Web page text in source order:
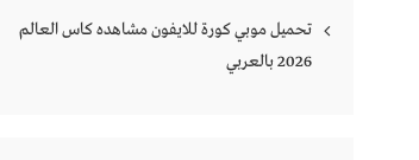
تحميل موبي كورة للايفون مشاهده كاس العالم
2026 بالعربي